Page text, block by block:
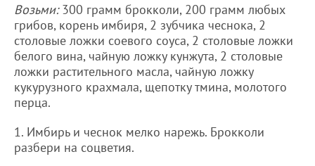
Возьми:300 грамм брокколи, 200 грамм любых
грибов, корень имбиря, 2 зубчика чеснока, 2
столовые ложки соевого соуса, 2 столовые ложки
белого вина, чайную ложку кунжута, 2 столовые
ложки растительного масла, чайную ложку
кукурузного крахмала, щепотку тмина, молотого
перца.
1. Имбирь и чеснок мелко нарежь. Брокколи
разбери на соцветия.